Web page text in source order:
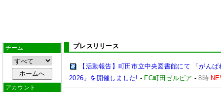
チーム
アカウント
プレスリリース
【活動報告】町田市立中央図書館にて 「がん
2026」を開催しました! - FC町田ゼルビア -8時